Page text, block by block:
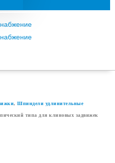
, Шпиндели удлинительные
типа для клиновых задвижек